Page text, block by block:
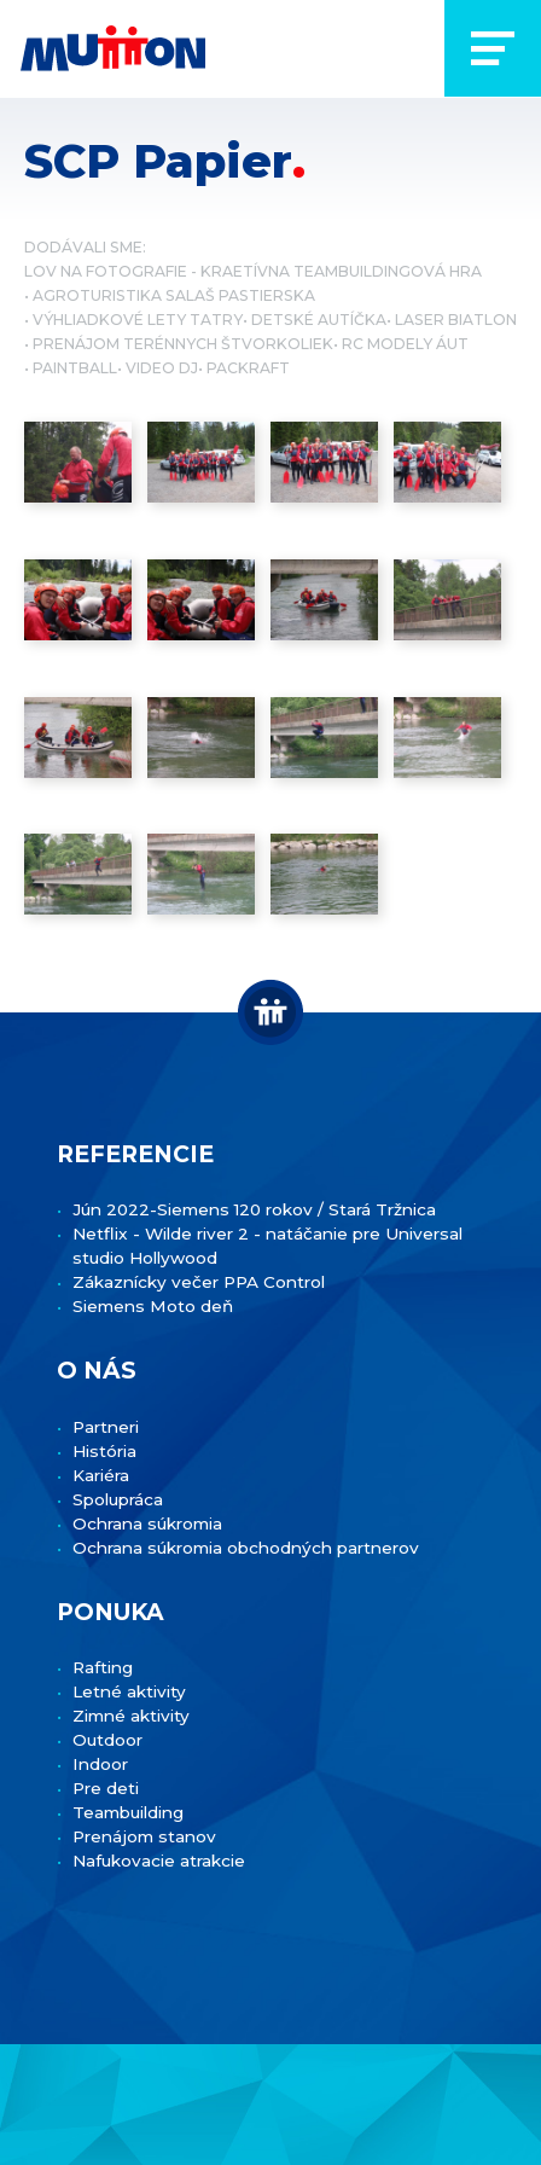
SCP Papier
DODÁVALI SME:
LOV NA FOTOGRAFIE - KRAETÍVNA TEAMBUILDINGOVÁ HRA
AGROTURISTIKA SALAŠ PASTIERSKA
VÝHLIADKOVÉ LETY TATRY DETSKÉ AUTÍČKA LASER BIATLON
PRENÁJOM TERÉNNYCH ŠTVORKOLIEK RC MODELY ÁUT
PAINTBALL VIDEO DJ PACKRAFT
REFERENCIE
Jún 2022-Siemens 120 rokov / Stará Tržnica
Netflix - Wilde river 2 - natáčanie pre Universal
studio Hollywood
Zákaznícky večer PPA Control
Siemens Moto deň
O NÁS
Partneri
História
Kariéra
Spolupráca
Ochrana súkromia
Ochrana súkromia obchodných partnerov
PONUKA
Rafting
Letné aktivity
Zimné aktivity
Outdoor
Indoor
Pre deti
Teambuilding
Prenájom stanov
Nafukovacie atrakcie